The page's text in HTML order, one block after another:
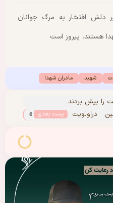
دلش افتخار به مرگ جوانان
هستند، پیروز است
شهید مادران شهدا
را پیش بردند…
دراولویت
پست بعدی »